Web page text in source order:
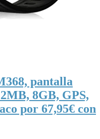
pantalla
8GB, GPS,
por 67,95€ con